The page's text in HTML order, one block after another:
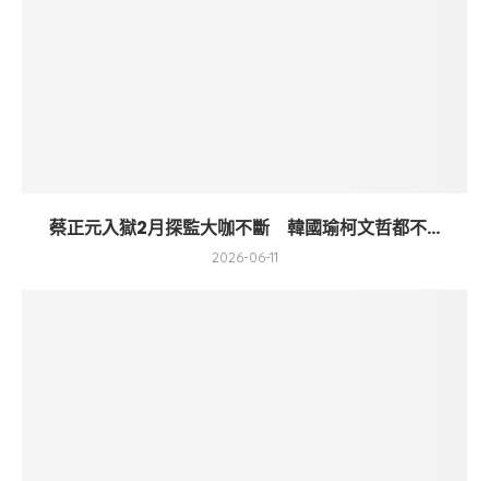
蔡正元入獄2月探監大咖不斷 韓國瑜柯文哲都不...
2026-06-11